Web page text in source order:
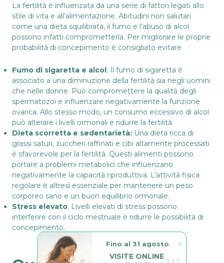
La fertilità è influenzata da una serie di fattori legati allo
stile di vita e all’alimentazione. Abitudini non salutari
come una dieta squilibrata, il fumo e l’abuso di alcol
possono infatti comprometterla. Per migliorare le proprie
probabilità di concepimento è consigliato evitare
Fumo di sigaretta e alcol: Il fumo di sigaretta è
associato a una diminuzione della fertilità sia negli uomini
che nelle donne. Può compromettere la qualità degli
spermatozoi e influenzare negativamente la funzione
ovarica. Allo stesso modo, un consumo eccessivo di alcol
può alterare i livelli ormonali e ridurre la fertilità.
Dieta scorretta e sedentarietà: Una dieta ricca di
grassi saturi, zuccheri raffinati e cibi altamente processati
è sfavorevole per la fertilità. Questi alimenti possono
portare a problemi metabolici che influenzano
negativamente la capacità riproduttiva. L’attività fisica
regolare è altresì essenziale per mantenere un peso
corporeo sano e un buon equilibrio ormonale.
Stress elevato: Livelli elevati di stress possono
interferire con il ciclo mestruale e ridurre le possibilità di
concepimento.
VISITE ONLINE
Fino al 31 agosto